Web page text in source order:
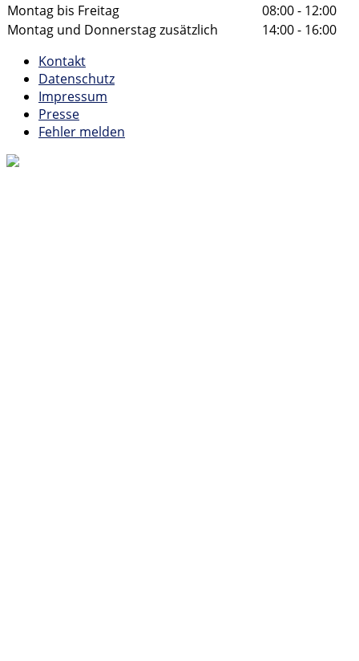
Montag bis Freitag
08:00 - 12:00
Montag und Donnerstag zusätzlich
14:00 - 16:00
Kontakt
Datenschutz
Impressum
Presse
Fehler melden